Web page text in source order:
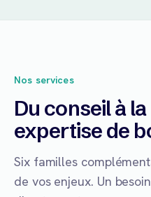
Nos services
Du conseil à
expertise de
Six familles
de vos enjeux. Un